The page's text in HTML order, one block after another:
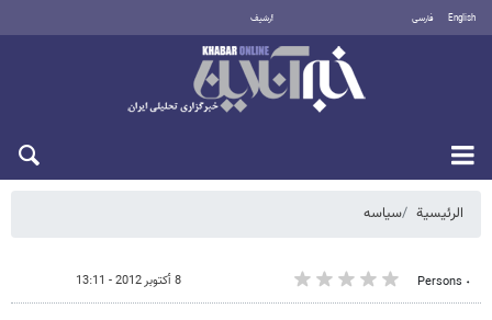
English فارسی أرشيف
الرئيسية سیاسه
٠ Persons 8 أكتوبر 2012 - 13:11